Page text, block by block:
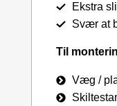
Ekstra
Svær at
Til
Væg /